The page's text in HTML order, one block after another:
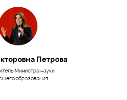
Петрова
Министра науки
образования